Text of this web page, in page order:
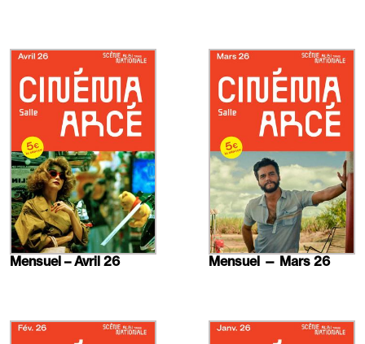
Mensuel – Avril 26
En
plus
Mensuel — Mars 26
En
plus
En
En